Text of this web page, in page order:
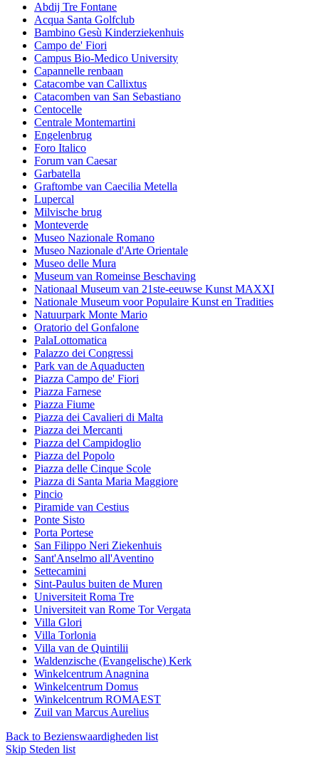
Abdij Tre Fontane
Acqua Santa Golfclub
Bambino Gesù Kinderziekenhuis
Campo de' Fiori
Campus Bio-Medico University
Capannelle renbaan
Catacombe van Callixtus
Catacomben van San Sebastiano
Centocelle
Centrale Montemartini
Engelenbrug
Foro Italico
Forum van Caesar
Garbatella
Graftombe van Caecilia Metella
Lupercal
Milvische brug
Monteverde
Museo Nazionale Romano
Museo Nazionale d'Arte Orientale
Museo delle Mura
Museum van Romeinse Beschaving
Nationaal Museum van 21ste-eeuwse Kunst MAXXI
Nationale Museum voor Populaire Kunst en Tradities
Natuurpark Monte Mario
Oratorio del Gonfalone
PalaLottomatica
Palazzo dei Congressi
Park van de Aquaducten
Piazza Campo de' Fiori
Piazza Farnese
Piazza Fiume
Piazza dei Cavalieri di Malta
Piazza dei Mercanti
Piazza del Campidoglio
Piazza del Popolo
Piazza delle Cinque Scole
Piazza di Santa Maria Maggiore
Pincio
Piramide van Cestius
Ponte Sisto
Porta Portese
San Filippo Neri Ziekenhuis
Sant'Anselmo all'Aventino
Settecamini
Sint-Paulus buiten de Muren
Universiteit Roma Tre
Universiteit van Rome Tor Vergata
Villa Glori
Villa Torlonia
Villa van de Quintilii
Waldenzische (Evangelische) Kerk
Winkelcentrum Anagnina
Winkelcentrum Domus
Winkelcentrum ROMAEST
Zuil van Marcus Aurelius
Back to Bezienswaardigheden list
Skip Steden list